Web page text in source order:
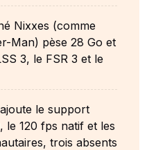
Nixxes (comme
Man) pèse 28 Go et
3, le FSR 3 et le
le support
le 120 fps natif et les
trois absents